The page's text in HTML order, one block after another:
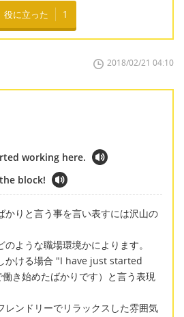
役に立った 1
2018/02/21 04:10
working here.
block!
かりと言う事を言い表すには沢山の
ような職場環境かによります。
かける場合 "I have just started
き始めたばかりです）と言う表現
レンドリーでリラックスした雰囲気